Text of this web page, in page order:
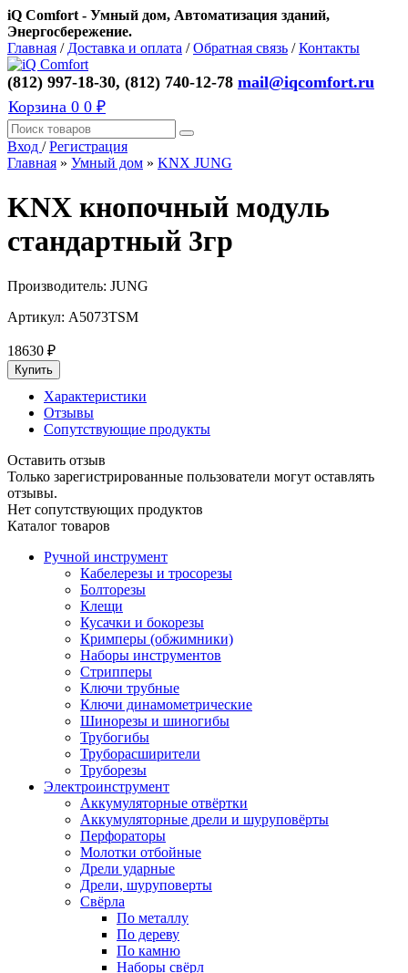
iQ Comfort - Умный дом, Автоматизация зданий,
Энергосбережение.
Главная / Доставка и оплата /Обратная связь /Контакты
(812) 997-18-30, (812) 740-12-78 mail@iqcomfort.ru
Корзина 0 0 ₽
Вход /Регистрация
Главная » Умный дом » KNX JUNG
KNX кнопочный модуль
стандартный 3гр
Производитель: JUNG
Артикул: A5073TSM
18630 ₽
Характеристики
Отзывы
Сопутствующие продукты
Оставить отзыв
Только зарегистрированные пользователи могут оставлять
отзывы.
Нет сопутствующих продуктов
Каталог товаров
Ручной инструмент
Кабелерезы и тросорезы
Болторезы
Клещи
Кусачки и бокорезы
Кримперы (обжимники)
Наборы инструментов
Стрипперы
Ключи трубные
Ключи динамометрические
Шинорезы и шиногибы
Трубогибы
Труборасширители
Труборезы
Электроинструмент
Аккумуляторные отвёртки
Аккумуляторные дрели и шуруповёрты
Перфораторы
Молотки отбойные
Дрели ударные
Дрели, шуруповерты
Свёрла
По металлу
По дереву
По камню
Наборы свёрл